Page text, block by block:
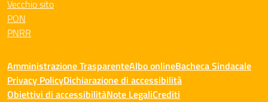
Vecchio sito
PON
PNRR
Amministrazione TrasparenteAlbo onlineBacheca Sindacale
Privacy PolicyDichiarazione di accessibilità
Obiettivi di accessibilitàNote LegaliCrediti